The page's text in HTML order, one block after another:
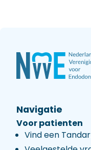
Navigatie
Voor patienten
Vind een